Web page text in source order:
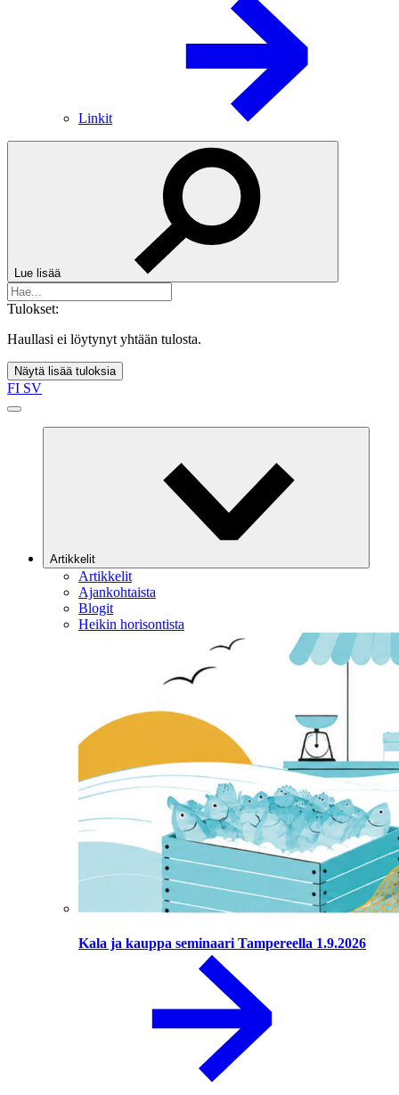
Linkit
Lue lisää
Tulokset:
Haullasi ei löytynyt yhtään tulosta.
Näytä lisää tuloksia
FI SV
Artikkelit
Artikkelit
Ajankohtaista
Blogit
Heikin horisontista
Kala ja kauppa seminaari Tampereella 1.9.2026